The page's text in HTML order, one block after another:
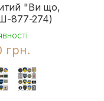
"Ви що,
877-274)
грн.